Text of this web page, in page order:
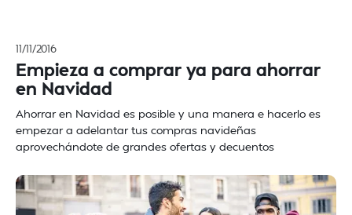
11/11/2016
Empieza a comprar ya para ahorrar
en Navidad
Ahorrar en Navidad es posible y una manera e hacerlo es
empezar a adelantar tus compras navideñas
aprovechándote de grandes ofertas y decuentos